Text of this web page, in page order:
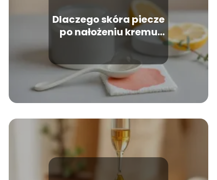
Dlaczego skóra piecze
po nałożeniu kremu
nawilżającego?